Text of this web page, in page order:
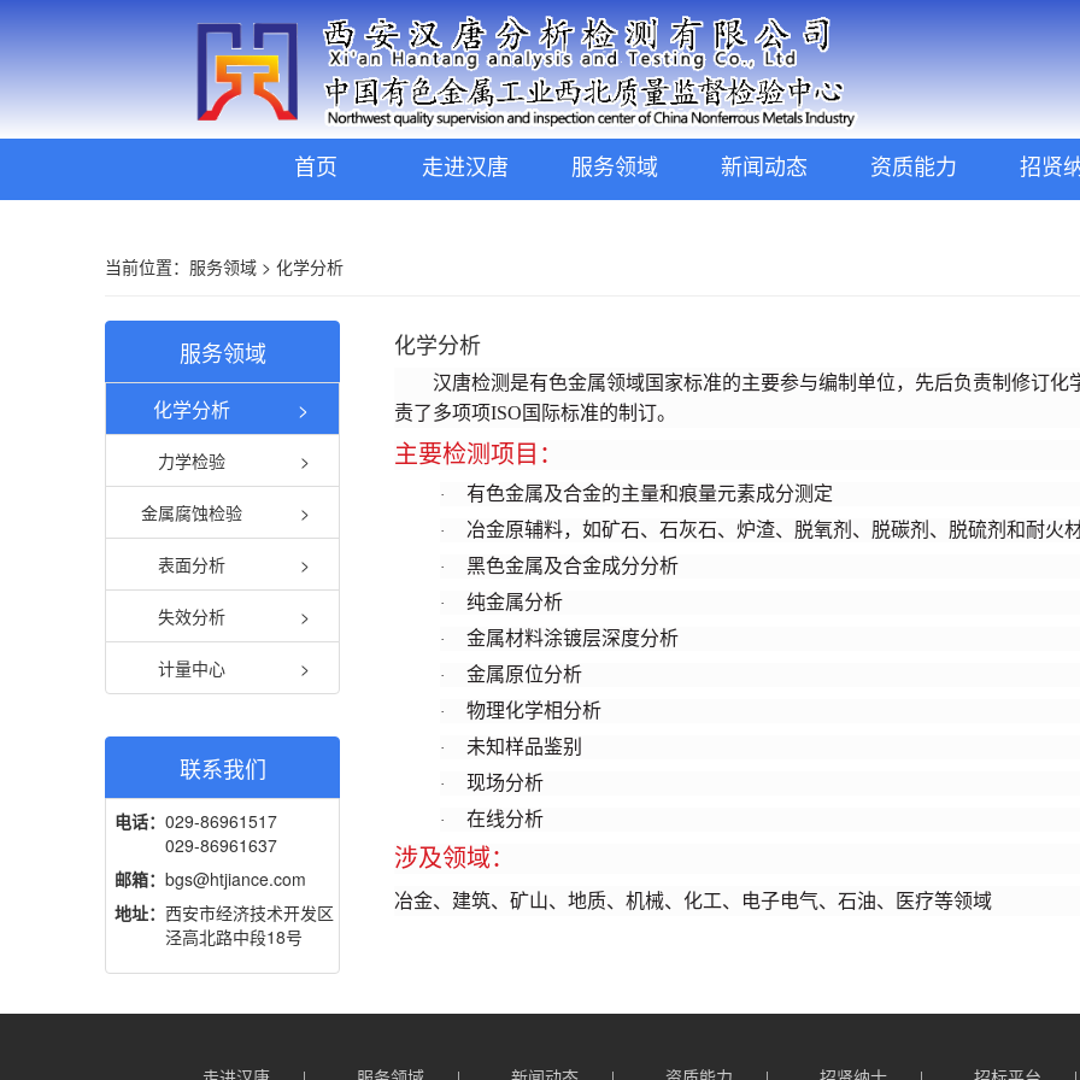
首页 走进汉唐 服务领域 新闻动态 资质能力 招贤
当前位置： 服务领域 > 化学分析
服务领域
化学分析 >
力学检验 >
金属腐蚀检验 >
表面分析 >
失效分析 >
计量中心 >
联系我们
电话： 029-86961517
029-86961637
邮箱： bgs@htjiance.com
地址： 西安市经济技术开发区
泾高北路中段18号
化学分析
汉唐检测是有色金属领域国家标准的主要参与编制单位，先后负责制修订化
责了多项项ISO国际标准的制订。
主要检测项目：
· 有色金属及合金的主量和痕量元素成分测定
· 冶金原辅料，如矿石、石灰石、炉渣、脱氧剂、脱碳剂、脱硫剂和耐火
· 黑色金属及合金成分分析
· 纯金属分析
· 金属材料涂镀层深度分析
· 金属原位分析
· 物理化学相分析
· 未知样品鉴别
· 现场分析
· 在线分析
涉及领域：
冶金、建筑、矿山、地质、机械、化工、电子电气、石油、医疗等领域
| | | | | |